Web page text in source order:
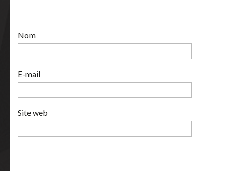
Nom
E-mail
Site web